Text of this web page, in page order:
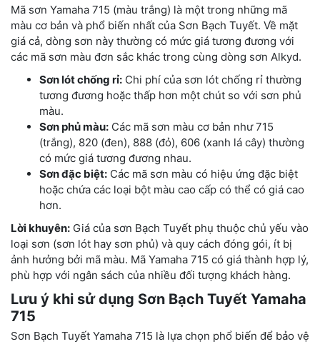
Mã sơn Yamaha 715 (màu trắng) là một trong những mã
màu cơ bản và phổ biến nhất của Sơn Bạch Tuyết. Về mặt
giá cả, dòng sơn này thường có mức giá tương đương với
các mã sơn màu đơn sắc khác trong cùng dòng sơn Alkyd.
Sơn lót chống rỉ: Chi phí của sơn lót chống rỉ thường
tương đương hoặc thấp hơn một chút so với sơn phủ
màu.
Sơn phủ màu: Các mã sơn màu cơ bản như 715
(trắng), 820 (đen), 888 (đỏ), 606 (xanh lá cây) thường
có mức giá tương đương nhau.
Sơn đặc biệt: Các mã sơn màu có hiệu ứng đặc biệt
hoặc chứa các loại bột màu cao cấp có thể có giá cao
hơn.
Lời khuyên: Giá của sơn Bạch Tuyết phụ thuộc chủ yếu vào
loại sơn (sơn lót hay sơn phủ) và quy cách đóng gói, ít bị
ảnh hưởng bởi mã màu. Mã Yamaha 715 có giá thành hợp lý,
phù hợp với ngân sách của nhiều đối tượng khách hàng.
Lưu ý khi sử dụng Sơn Bạch Tuyết Yamaha
715
Sơn Bạch Tuyết Yamaha 715 là lựa chọn phổ biến để bảo vệ